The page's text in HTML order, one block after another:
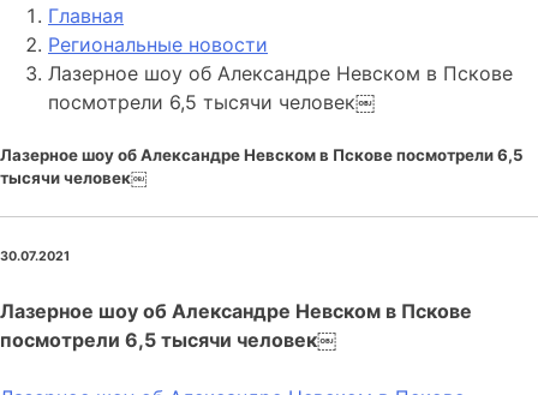
Главная
Региональные новости
Лазерное шоу об Александре Невском в Пскове
посмотрели 6,5 тысячи человек￼
Лазерное шоу об Александре Невском в Пскове посмотрели 6,5
тысячи человек￼
30.07.2021
Лазерное шоу об Александре Невском в Пскове
посмотрели 6,5 тысячи человек￼